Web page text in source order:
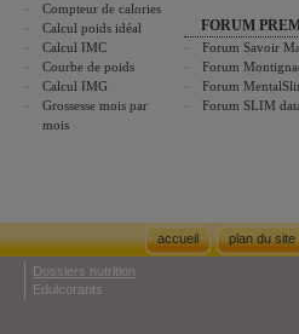
Compteur de calories
Calcul poids idéal
Calcul IMC
Courbe de poids
Calcul IMG
Grossesse mois par
mois
FORUM
Forum Savoir
Forum
Forum
Forum SLIM
accueil plan du site
Dossiers nutrition
Edulcorants